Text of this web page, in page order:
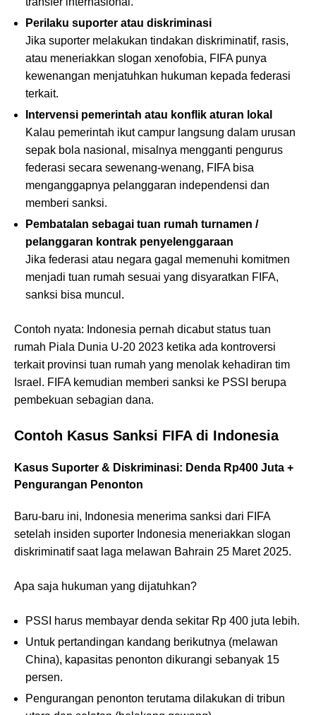
Perilaku suporter atau diskriminasi
Jika suporter melakukan tindakan diskriminatif, rasis,
atau meneriakkan slogan xenofobia, FIFA punya
kewenangan menjatuhkan hukuman kepada federasi
terkait.
Intervensi pemerintah atau konflik aturan lokal
Kalau pemerintah ikut campur langsung dalam urusan
sepak bola nasional, misalnya mengganti pengurus
federasi secara sewenang-wenang, FIFA bisa
menganggapnya pelanggaran independensi dan
memberi sanksi.
Pembatalan sebagai tuan rumah turnamen /
pelanggaran kontrak penyelenggaraan
Jika federasi atau negara gagal memenuhi komitmen
menjadi tuan rumah sesuai yang disyaratkan FIFA,
sanksi bisa muncul.
Contoh nyata: Indonesia pernah dicabut status tuan
rumah Piala Dunia U-20 2023 ketika ada kontroversi
terkait provinsi tuan rumah yang menolak kehadiran tim
Israel. FIFA kemudian memberi sanksi ke PSSI berupa
pembekuan sebagian dana.
Contoh Kasus Sanksi FIFA di Indonesia
Kasus Suporter & Diskriminasi: Denda Rp400 Juta +
Pengurangan Penonton
Baru-baru ini, Indonesia menerima sanksi dari FIFA
setelah insiden suporter Indonesia meneriakkan slogan
diskriminatif saat laga melawan Bahrain 25 Maret 2025.
Apa saja hukuman yang dijatuhkan?
PSSI harus membayar denda sekitar Rp 400 juta lebih.
Untuk pertandingan kandang berikutnya (melawan
China), kapasitas penonton dikurangi sebanyak 15
persen.
Pengurangan penonton terutama dilakukan di tribun